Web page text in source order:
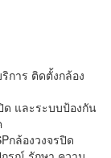
การ ติดตั้งกล้อง
ด และระบบป้องกัน
กล้องวงจรปิด